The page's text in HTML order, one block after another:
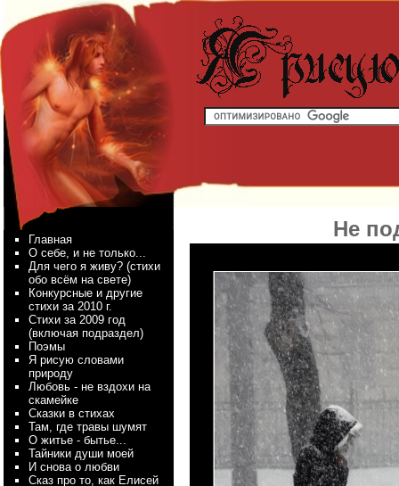
Главная
О себе, и не только...
Для чего я живу? (стихи
обо всём на свете)
Конкурсные и другие
стихи за 2010 г.
Стихи за 2009 год
(включая подраздел)
Поэмы
Я рисую словами
природу
Любовь - не вздохи на
скамейке
Сказки в стихах
Там, где травы шумят
О житье - бытье...
Тайники души моей
И снова о любви
Сказ про то, как Елисей
Не